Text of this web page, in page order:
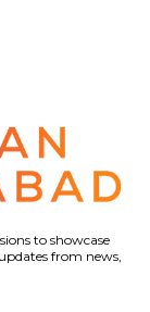
to showcase
from news,